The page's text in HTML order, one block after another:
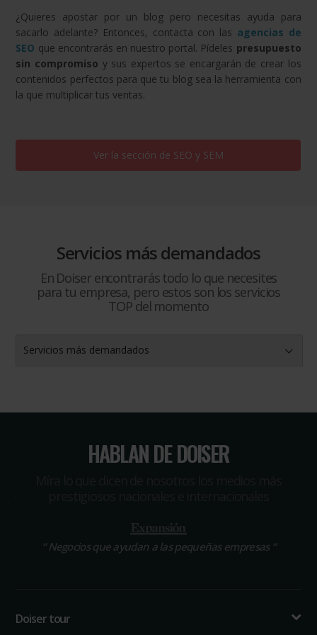
¿Quieres apostar por un blog pero necesitas ayuda para
sacarlo adelante? Entonces, contacta con las agencias de
SEO que encontrarás en nuestro portal. Pídeles presupuesto
sin compromiso y sus expertos se encargarán de crear los
contenidos perfectos para que tu blog sea la herramienta con
la que multiplicar tus ventas.
Ver la sección de SEO y SEM
Servicios más demandados
En Doiser encontrarás todo lo que necesites
para tu empresa, pero estos son los servicios
TOP del momento
Servicios más demandados
HABLAN DE DOISER
“Negocios que ayudan a las pequeñas empresas “
Doiser tour